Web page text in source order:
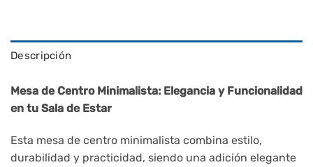
Descripción
Mesa de Centro Minimalista: Elegancia y Funcionalidad
en tu Sala de Estar
Esta mesa de centro minimalista combina estilo,
durabilidad y practicidad, siendo una adición elegante